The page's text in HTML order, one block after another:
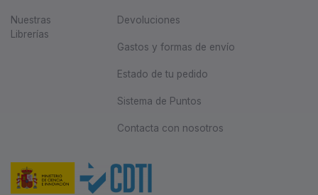
Nuestras
Librerías
Devoluciones
Gastos y formas de envío
Estado de tu pedido
Sistema de Puntos
Contacta con nosotros